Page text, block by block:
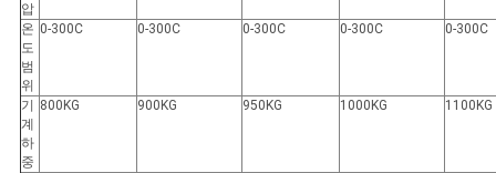
압
온
도
범
위
0-300C 0-300C 0-300C 0-300C 0-300C
기
계
하
중
800KG 900KG 950KG 1000KG 1100KG